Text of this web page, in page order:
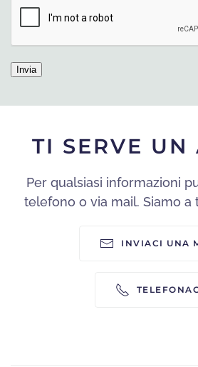
TI SERVE UN
Per qualsiasi informazioni
telefono o via mail. Siamo a
INVIACI UNA